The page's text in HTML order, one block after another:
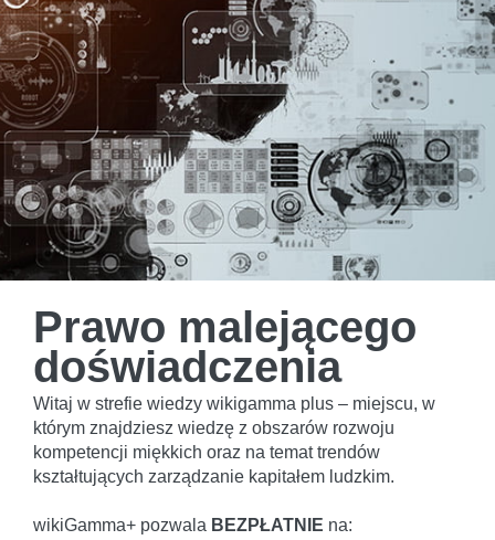
Prawo malejącego
doświadczenia
Witaj w strefie wiedzy wikigamma plus – miejscu, w
którym znajdziesz wiedzę z obszarów rozwoju
kompetencji miękkich oraz na temat trendów
kształtujących zarządzanie kapitałem ludzkim.
wikiGamma+ pozwala BEZPŁATNIE na: